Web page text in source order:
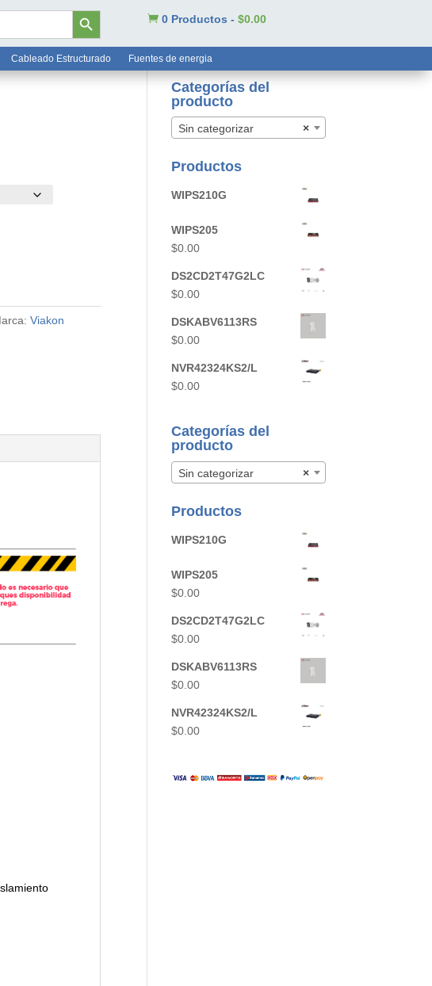
Botón de búsqueda
 0 Productos - $0.00
Cableado Estructurado Fuentes de energia
Viakon
Categorías del
producto
×
Sin categorizar
Productos
WIPS210G
WIPS205
$0.00
DS2CD2T47G2LC
$0.00
DSKABV6113RS
$0.00
NVR42324KS2/L
$0.00
Categorías del
producto
×
Sin categorizar
Productos
WIPS210G
WIPS205
$0.00
DS2CD2T47G2LC
$0.00
DSKABV6113RS
$0.00
NVR42324KS2/L
$0.00